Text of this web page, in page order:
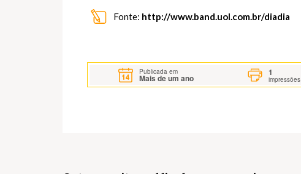
Fonte: http://www.band.uol.com.br/diadia
Publicada em
Mais de um ano
1
impressões